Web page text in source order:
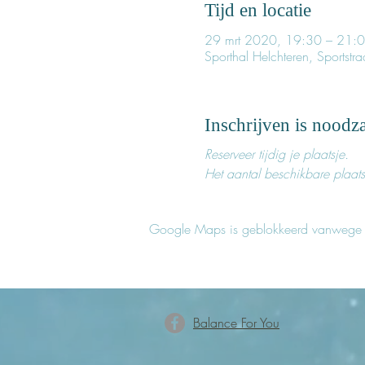
Tijd en locatie
29 mrt 2020, 19:30 –
Sporthal Helchteren,
Inschrijven is
Reserveer tijdig je plaatsje.
Het aantal beschikbare
Google Maps is geblokkeerd
Balance For You